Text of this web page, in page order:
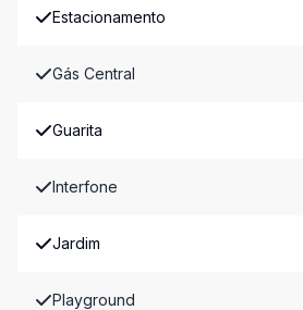
Estacionamento
Gás Central
Guarita
Interfone
Jardim
Playground